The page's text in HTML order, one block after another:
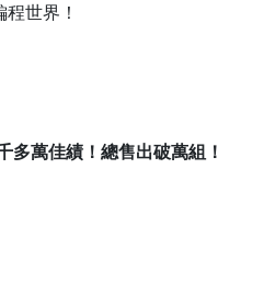
世界！
多萬佳績！總售出破萬組！